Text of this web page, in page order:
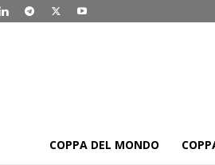
COPPA DEL MONDO